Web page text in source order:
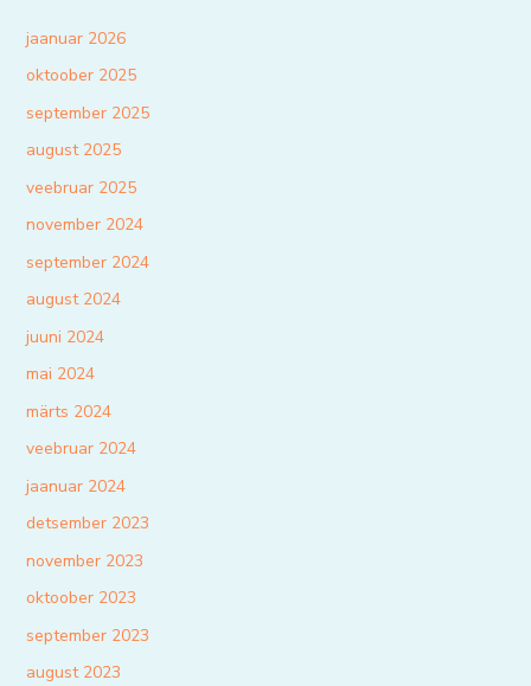
jaanuar 2026
oktoober 2025
september 2025
august 2025
veebruar 2025
november 2024
september 2024
august 2024
juuni 2024
mai 2024
märts 2024
veebruar 2024
jaanuar 2024
detsember 2023
november 2023
oktoober 2023
september 2023
august 2023